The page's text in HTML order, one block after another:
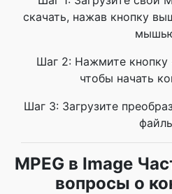
скачать, нажав кнопку
Шаг 2: Нажмите кнопку
чтобы начать
Шаг 3: Загрузите
MPEG в Image
вопросы о